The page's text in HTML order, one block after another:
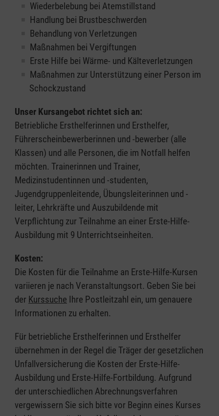
Wiederbelebung bei Atemstillstand
Handlung bei Brustbeschwerden
Behandlung von Verletzungen
Maßnahmen bei Vergiftungen
Erste Hilfe bei Wärme- und Kälteverletzungen
Maßnahmen zur Unterstützung einer Person im
Schockzustand
Unser Kursangebot richtet sich an:
Betriebliche Ersthelferinnen und Ersthelfer,
Führerscheinbewerberinnen und -bewerber (alle
Klassen) und alle Personen, die im Notfall helfen
möchten. Trainerinnen und Trainer,
Medizinstudentinnen und -studenten,
Jugendgruppenleitende, Übungsleiterinnen und -
leiter, Lehrkräfte und Auszubildende mit
Verpflichtung zur Teilnahme an einer Erste-Hilfe-
Ausbildung mit 9 Unterrichtseinheiten.
Kosten:
Die Kosten für die Teilnahme an Erste-Hilfe-Kursen
variieren je nach Veranstaltungsort. Geben Sie bei
der Kurssuche Ihre Postleitzahl ein, um genauere
Informationen zu erhalten.
Für betriebliche Ersthelferinnen und Ersthelfer
übernehmen in der Regel die Träger der gesetzlichen
Unfallversicherung die Kosten der Erste-Hilfe-
Ausbildung und Erste-Hilfe-Fortbildung. Aufgrund
der unterschiedlichen Abrechnungsverfahren
vergewissern Sie sich bitte vor Beginn eines Kurses